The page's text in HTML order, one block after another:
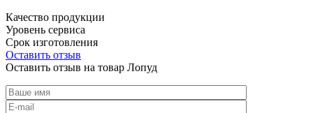
Качество продукции
Уровень сервиса
Срок изготовления
Оставить отзыв
Оставить отзыв на товар Лопуд